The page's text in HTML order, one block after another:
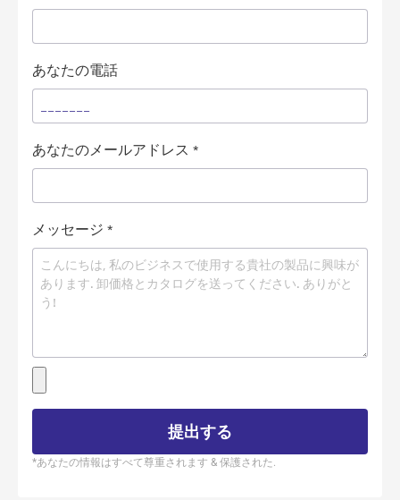
あなたの電話
あなたのメールアドレス *
メッセージ *
提出する
*あなたの情報はすべて尊重されます & 保護された.